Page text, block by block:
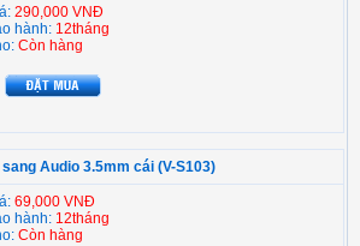
290,000 VNĐ
hành: 12tháng
Còn hàng
Audio 3.5mm cái (V-S103)
69,000 VNĐ
hành: 12tháng
Còn hàng